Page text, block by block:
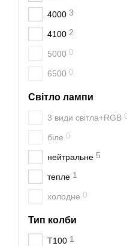
4000 3
4100 2
5000 0
6500 0
Світло лампи
3 види світла+RGB
біле 0
нейтральне 5
тепле 1
холодне 0
Тип колби
Т100 1